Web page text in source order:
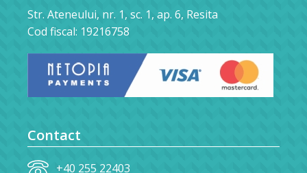
Str. Ateneului, nr. 1, sc. 1, ap. 6, Resita
Cod fiscal: 19216758
Contact
+40 255 22403